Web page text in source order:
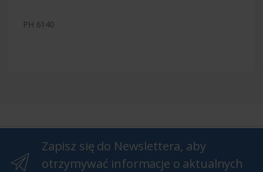
PH 6140
Zapisz się do Newslettera, aby
otrzymywać informacje o aktualnych